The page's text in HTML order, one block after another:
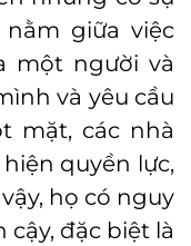
giữa việc
một người và
và yêu cầu
mặt, các nhà
quyền lực,
họ có nguy
đặc biệt là